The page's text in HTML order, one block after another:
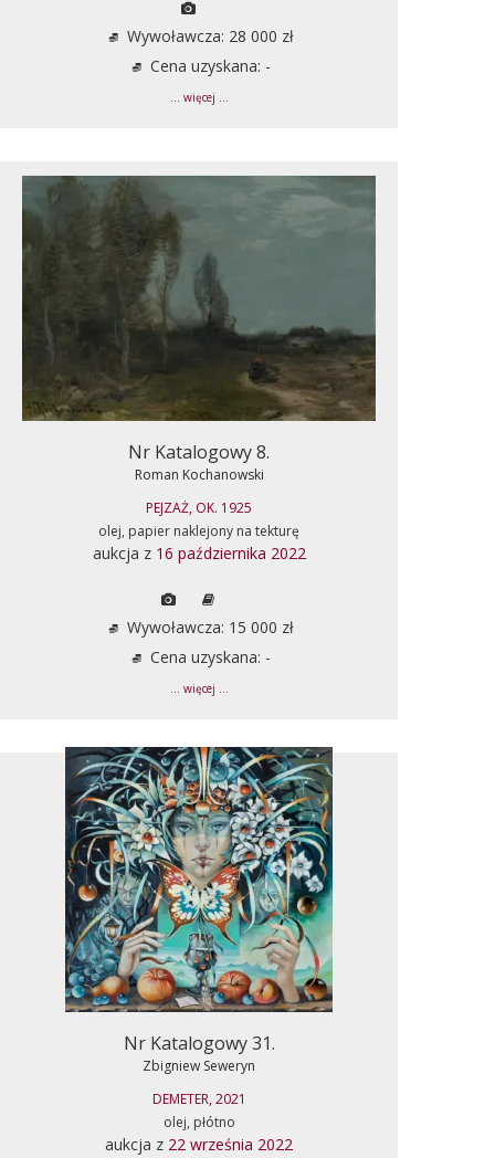
Wywoławcza: 28 000 zł
Cena uzyskana: -
... więcej ...
Nr Katalogowy 8.
Roman Kochanowski
PEJZAŻ, OK. 1925
olej, papier naklejony na tekturę
aukcja z 16 października 2022
Wywoławcza: 15 000 zł
Cena uzyskana: -
... więcej ...
Nr Katalogowy 31.
Zbigniew Seweryn
DEMETER, 2021
olej, płótno
aukcja z 22 września 2022